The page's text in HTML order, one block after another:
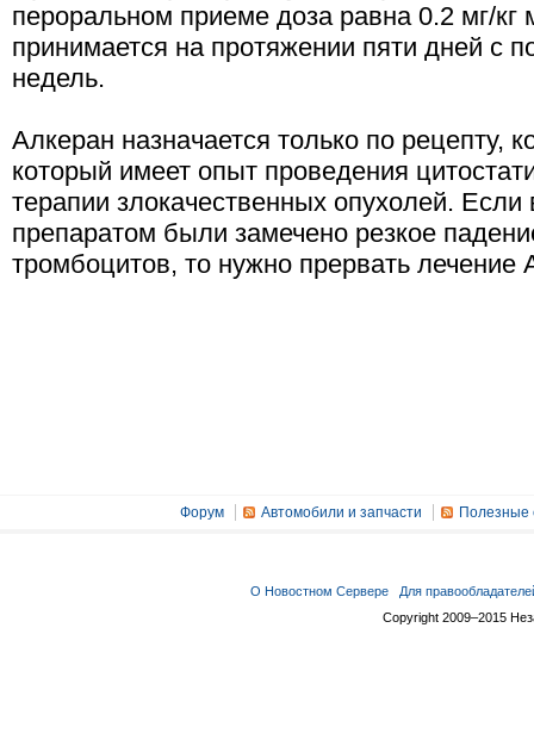
пероральном приеме доза равна 0.2 мг/
принимается на протяжении пяти дней с
недель.
Алкеран назначается только по рецепту,
который имеет опыт проведения
терапии злокачественных опухолей.
препаратом были замечено резкое
тромбоцитов, то нужно прервать лечение
Форум Автомобили и запчасти Полезные
О Новостном Сервере
Для
Copyright 2009–2015